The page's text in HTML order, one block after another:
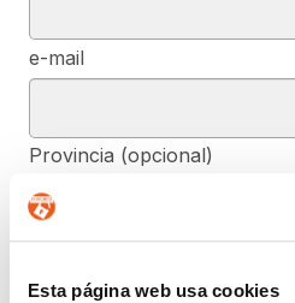
Esta página web usa cookies
e-mail
Provincia (opcional)